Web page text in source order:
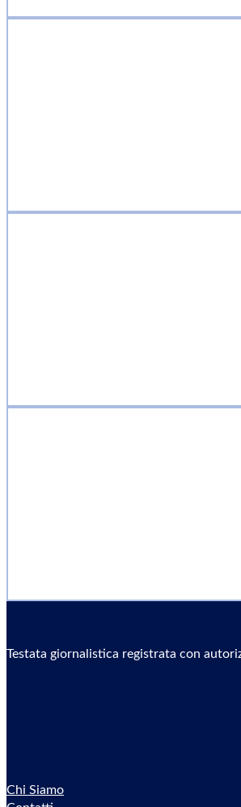
Testata giornalistica registrata con
Chi Siamo